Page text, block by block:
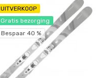
UITVERKOOP
Gratis bezorging
Bespaar 40 %